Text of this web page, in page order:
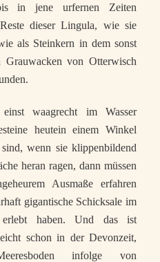
in jene urfernen Zeiten
dieser Lingula, wie sie
als Steinkern in dem sonst
Grauwacken von Otterwisch
waagrecht im Wasser
heutein einem Winkel
wenn sie klippenbildend
heran ragen, dann müssen
Ausmaße erfahren
gigantische Schicksale im
erlebt haben. Und das ist
schon in der Devonzeit,
infolge von